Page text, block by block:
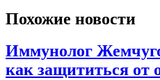
Похожие новости
Иммунолог
как защититься от